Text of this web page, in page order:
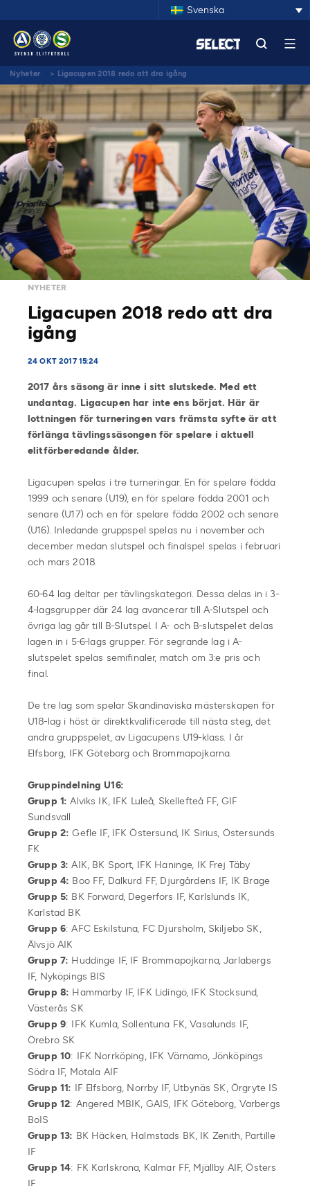
Svenska
Nyheter > Ligacupen 2018 redo att dra igång
NYHETER
Ligacupen 2018 redo att dra
igång
24 OKT 2017 15:24
2017 års säsong är inne i sitt slutskede. Med ett
undantag. Ligacupen har inte ens börjat. Här är
lottningen för turneringen vars främsta syfte är att
förlänga tävlingssäsongen för spelare i aktuell
elitförberedande ålder.
Ligacupen spelas i tre turneringar. En för spelare födda
1999 och senare (U19), en för spelare födda 2001 och
senare (U17) och en för spelare födda 2002 och senare
(U16). Inledande gruppspel spelas nu i november och
december medan slutspel och finalspel spelas i februari
och mars 2018.
60-64 lag deltar per tävlingskategori. Dessa delas in i 3-
4-lagsgrupper där 24 lag avancerar till A-Slutspel och
övriga lag går till B-Slutspel. I A- och B-slutspelet delas
lagen in i 5-6-lags grupper. För segrande lag i A-
slutspelet spelas semifinaler, match om 3:e pris och
final.
De tre lag som spelar Skandinaviska mästerskapen för
U18-lag i höst är direktkvalificerade till nästa steg, det
andra gruppspelet, av Ligacupens U19-klass. I år
Elfsborg, IFK Göteborg och Brommapojkarna.
Gruppindelning U16:
Grupp 1: Alviks IK, IFK Luleå, Skellefteå FF, GIF
Sundsvall
Grupp 2: Gefle IF, IFK Östersund, IK Sirius, Östersunds
FK
Grupp 3: AIK, BK Sport, IFK Haninge, IK Frej Täby
Grupp 4: Boo FF, Dalkurd FF, Djurgårdens IF, IK Brage
Grupp 5: BK Forward, Degerfors IF, Karlslunds IK,
Karlstad BK
Grupp 6: AFC Eskilstuna, FC Djursholm, Skiljebo SK,
Älvsjö AIK
Grupp 7: Huddinge IF, IF Brommapojkarna, Jarlabergs
IF, Nyköpings BIS
Grupp 8: Hammarby IF, IFK Lidingö, IFK Stocksund,
Västerås SK
Grupp 9: IFK Kumla, Sollentuna FK, Vasalunds IF,
Örebro SK
Grupp 10: IFK Norrköping, IFK Värnamo, Jönköpings
Södra IF, Motala AIF
Grupp 11: IF Elfsborg, Norrby IF, Utbynäs SK, Örgryte IS
Grupp 12: Angered MBIK, GAIS, IFK Göteborg, Varbergs
BoIS
Grupp 13: BK Häcken, Halmstads BK, IK Zenith, Partille
IF
Grupp 14: FK Karlskrona, Kalmar FF, Mjällby AIF, Östers